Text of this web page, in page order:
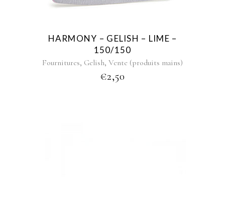
HARMONY – GELISH – LIME –
150/150
Fournitures, Gelish, Vente (produits mains)
€2,50